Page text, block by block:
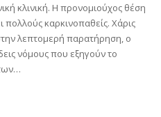
κλινική. Η προνομιούχος θέση
καρκινοπαθείς. Χάρις
λεπτομερή παρατήρηση, ο
νόμους που εξηγούν το